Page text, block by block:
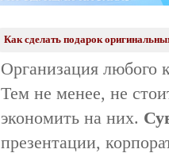
Как сделать подарок
Организация любого
Тем не менее, не
экономить на них.
презентации,